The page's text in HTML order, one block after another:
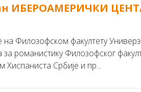
ИБЕРОАМЕРИЧКИ
Филозофском факултету
за романистику Филозофског
Србије и пр...